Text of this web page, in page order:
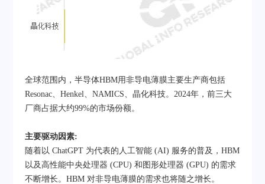
全球范围内，半导体HBM用非导电薄膜主要生产商包括
Resonac、Henkel、NAMICS、晶化科技。2024年，前三大
厂商占据大约99%的市场份额。
主要驱动因素:
随着以 ChatGPT 为代表的人工智能 (AI) 服务的普及，HBM
以及高性能中央处理器 (CPU) 和图形处理器 (GPU) 的需求
不断增长。HBM 对非导电薄膜的需求也将随之增长。